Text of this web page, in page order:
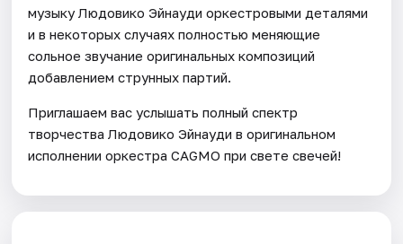
музыку Людовико Эйнауди оркестровыми деталями
и в некоторых случаях полностью меняющие
сольное звучание оригинальных композиций
добавлением струнных партий.
Приглашаем вас услышать полный спектр
творчества Людовико Эйнауди в оригинальном
исполнении оркестра CAGMO при свете свечей!